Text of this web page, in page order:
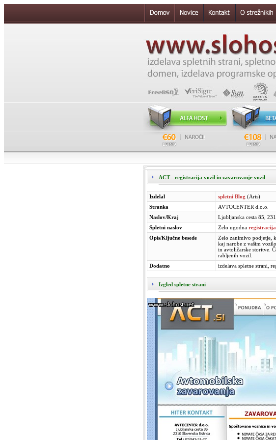
ACT - registracija vozil in zavarovanje vozil
Izdelal spletni Blog (Aris)
Stranka
AVTOCENTER d.o.o.
Naslov/Kraj
Ljubljanska cesta 85,
Spletni naslov
Zelo ugodna
Opis/Ključne besede
Zelo zanimivo podjetje,
kaj narobe z vašim
in avtoličarske storitve.
rabljenih vozil.
Dodatno
izdelava spletne strani,
Izgled spletne strani